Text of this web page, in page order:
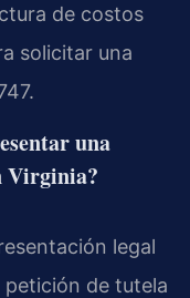
de costos
solicitar una
una
Virginia?
legal
de tutela